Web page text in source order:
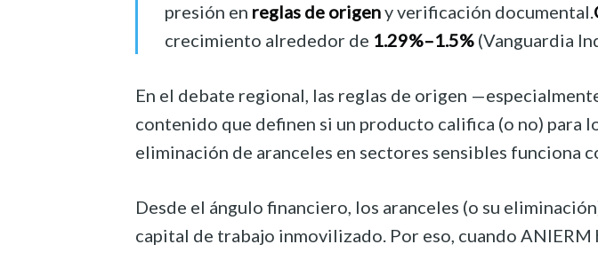
presión en reglas de origeny verificación documental.
crecimiento alrededor de 1.29%–1.5% (Vanguardia
En el debate regional, las reglas de origen
contenido que definen si un producto califica (o no)
eliminación de aranceles en sectores sensibles funciona
Desde el ángulo financiero, los aranceles (o su
capital de trabajo inmovilizado. Por eso, cuando